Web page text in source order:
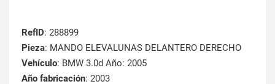
RefID: 288899
Pieza: MANDO ELEVALUNAS DELANTERO DERECHO
Vehículo: BMW 3.0d Año: 2005
Año fabricación: 2003